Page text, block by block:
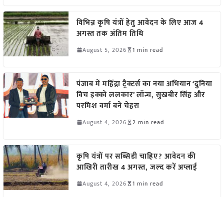
विभिन्न कृषि यंत्रों हेतु आवेदन के लिए आज 4
अगस्त तक अंतिम तिथि
August 5, 2026 1 min read
पंजाब में महिंद्रा ट्रैक्टर्स का नया अभियान ‘दुनिया
विच इक्को ललकार’ लॉन्च, सुखबीर सिंह और
परमिश वर्मा बने चेहरा
August 4, 2026 2 min read
कृषि यंत्रों पर सब्सिडी चाहिए? आवेदन की
आखिरी तारीख 4 अगस्त, जल्द करें अप्लाई
August 4, 2026 1 min read